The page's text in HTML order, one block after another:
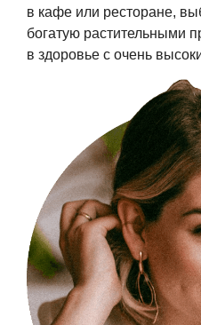
в кафе или ресторане,
богатую растительными
в здоровье с очень